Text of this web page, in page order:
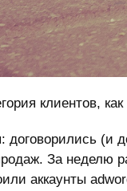
клиентов,
(и
За неделю
аккаунты